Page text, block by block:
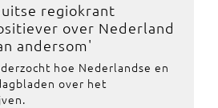
regiokrant
over Nederland
andersom'
hoe Nederlandse en
over het